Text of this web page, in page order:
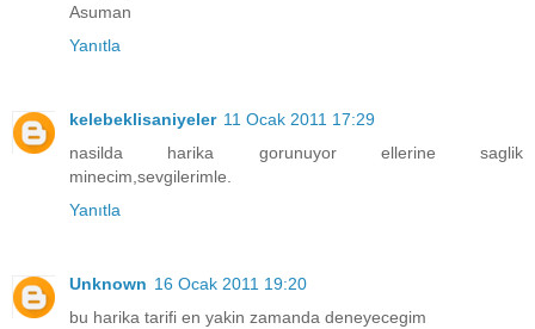
Asuman
Yanıtla
kelebeklisaniyeler 11 Ocak 2011 17:29
nasilda harika gorunuyor ellerine saglik
minecim,sevgilerimle.
Yanıtla
Unknown 16 Ocak 2011 19:20
bu harika tarifi en yakin zamanda deneyecegim